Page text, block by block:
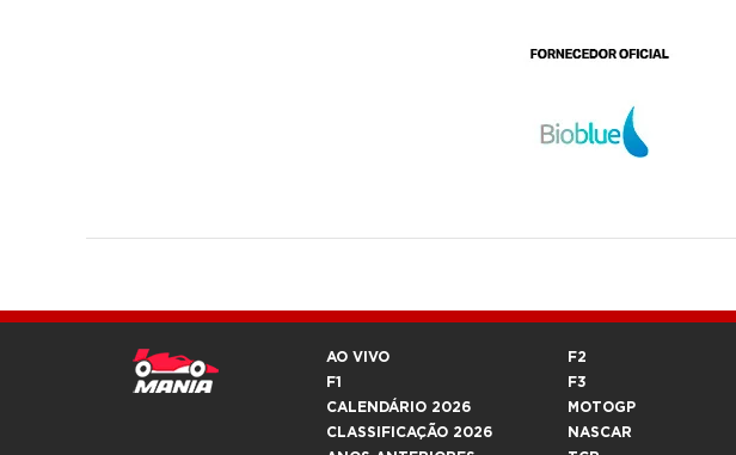
AO VIVO
F1
CALENDÁRIO 2026
CLASSIFICAÇÃO 2026
F2
F3
MOTOGP
NASCAR